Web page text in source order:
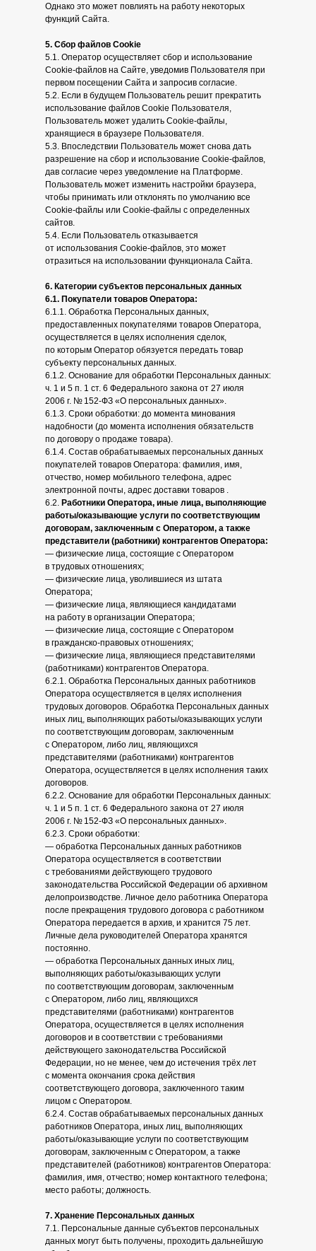
Однако это может повлиять на работу некоторых
функций Сайта.
5. Cбор файлов Cookie
5.1. Оператор осуществляет сбор и использование
Cookie-файлов на Сайте, уведомив Пользователя при
первом посещении Сайта и запросив согласие.
5.2. Если в будущем Пользователь решит прекратить
использование файлов Cookie Пользователя,
Пользователь может удалить Cookie-файлы,
хранящиеся в браузере Пользователя.
5.3. Впоследствии Пользователь может снова дать
разрешение на сбор и использование Cookie-файлов,
дав согласие через уведомление на Платформе.
Пользователь может изменить настройки браузера,
чтобы принимать или отклонять по умолчанию все
Cookie-файлы или Cookie-файлы с определенных
сайтов.
5.4. Если Пользователь отказывается
от использования Cookie-файлов, это может
отразиться на использовании функционала Сайта.
6. Категории субъектов персональных данных
6.1. Покупатели товаров Оператора:
6.1.1. Обработка Персональных данных,
предоставленных покупателями товаров Оператора,
осуществляется в целях исполнения сделок,
по которым Оператор обязуется передать товар
субъекту персональных данных.
6.1.2. Основание для обработки Персональных данных:
ч. 1 и 5 п. 1 ст. 6 Федерального закона от 27 июля
2006 г. № 152-ФЗ «О персональных данных».
6.1.3. Сроки обработки: до момента минования
надобности (до момента исполнения обязательств
по договору о продаже товара).
6.1.4. Состав обрабатываемых персональных данных
покупателей товаров Оператора: фамилия, имя,
отчество, номер мобильного телефона, адрес
электронной почты, адрес доставки товаров .
6.2. Работники Оператора, иные лица, выполняющие
работы/оказывающие услуги по соответствующим
договорам, заключенным с Оператором, а также
представители (работники) контрагентов Оператора:
— физические лица, состоящие с Оператором
в трудовых отношениях;
— физические лица, уволившиеся из штата
Оператора;
— физические лица, являющиеся кандидатами
на работу в организации Оператора;
— физические лица, состоящие с Оператором
в гражданско-правовых отношениях;
— физические лица, являющиеся представителями
(работниками) контрагентов Оператора.
6.2.1. Обработка Персональных данных работников
Оператора осуществляется в целях исполнения
трудовых договоров. Обработка Персональных данных
иных лиц, выполняющих работы/оказывающих услуги
по соответствующим договорам, заключенным
с Оператором, либо лиц, являющихся
представителями (работниками) контрагентов
Оператора, осуществляется в целях исполнения таких
договоров.
6.2.2. Основание для обработки Персональных данных:
ч. 1 и 5 п. 1 ст. 6 Федерального закона от 27 июля
2006 г. № 152-ФЗ «О персональных данных».
6.2.3. Сроки обработки:
— обработка Персональных данных работников
Оператора осуществляется в соответствии
с требованиями действующего трудового
законодательства Российской Федерации об архивном
делопроизводстве. Личное дело работника Оператора
после прекращения трудового договора с работником
Оператора передается в архив, и хранится 75 лет.
Личные дела руководителей Оператора хранятся
постоянно.
— обработка Персональных данных иных лиц,
выполняющих работы/оказывающих услуги
по соответствующим договорам, заключенным
с Оператором, либо лиц, являющихся
представителями (работниками) контрагентов
Оператора, осуществляется в целях исполнения
договоров и в соответствии с требованиями
действующего законодательства Российской
Федерации, но не менее, чем до истечения трёх лет
с момента окончания срока действия
соответствующего договора, заключенного таким
лицом с Оператором.
6.2.4. Состав обрабатываемых персональных данных
работников Оператора, иных лиц, выполняющих
работы/оказывающие услуги по соответствующим
договорам, заключенным с Оператором, а также
представителей (работников) контрагентов Оператора:
фамилия, имя, отчество; номер контактного телефона;
место работы; должность.
7. Хранение Персональных данных
7.1. Персональные данные субъектов персональных
данных могут быть получены, проходить дальнейшую